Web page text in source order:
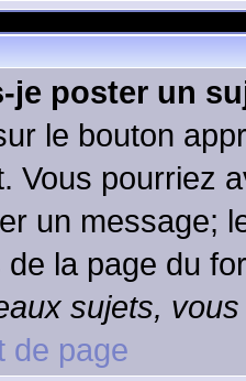
je poster un
le bouton
Vous pourriez
un message;
de la page du
sujets,
de page